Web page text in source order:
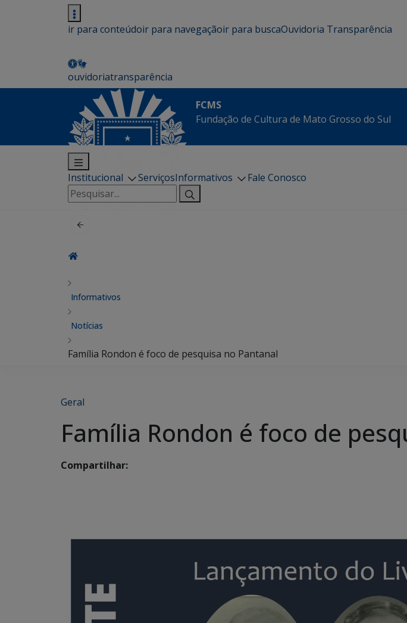
ir para conteúdoir para navegaçãoir para buscaOuvidoria Transparência
ouvidoriatransparência
FCMS
Fundação de Cultura de Mato Grosso do Sul
Institucional ServiçosInformativos
Fale Conosco
Pesquisar
por:
Informativos
Notícias
Família Rondon é foco de pesquisa no Pantanal
Geral
Família Rondon é foco de
Compartilhar: